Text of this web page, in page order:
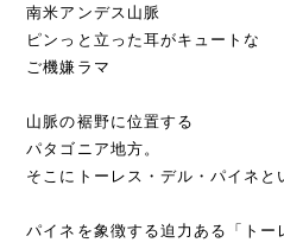
南米アンデス山脈
ピンっと立った耳がキュートな
ご機嫌ラマ
山脈の裾野に位置する
パタゴニア地方。
そこにトーレス・デル・パイネと
パイネを象徴する迫力ある「トー